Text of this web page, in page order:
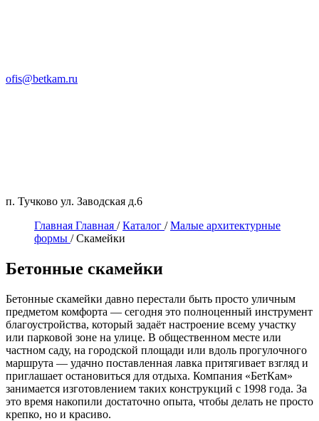
ofis@betkam.ru
п. Тучково ул. Заводская д.6
Главная Главная / Каталог / Малые архитектурные
формы / Скамейки
Бетонные скамейки
Бетонные скамейки давно перестали быть просто уличным
предметом комфорта — сегодня это полноценный инструмент
благоустройства, который задаёт настроение всему участку
или парковой зоне на улице. В общественном месте или
частном саду, на городской площади или вдоль прогулочного
маршрута — удачно поставленная лавка притягивает взгляд и
приглашает остановиться для отдыха. Компания «БетКам»
занимается изготовлением таких конструкций с 1998 года. За
это время накопили достаточно опыта, чтобы делать не просто
крепко, но и красиво.